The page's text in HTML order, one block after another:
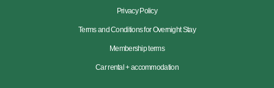
Privacy Policy
Terms and Conditions for Overnight Stay
Membership terms
Car rental + accommodation